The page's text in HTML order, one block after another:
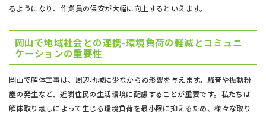
るようになり、作業員の保安が大幅に向上するといえます。
岡山で地域社会との連携-環境負荷の軽減とコミュニ
ケーションの重要性
岡山で解体工事は、周辺地域に少なからぬ影響を与えます。騒音や振動粉
塵の発生など、近隣住民の生活環境に配慮することが重要です。私たちは
解体取り壊しによって生じる環境負荷を最小限に抑えるため、様々な取り